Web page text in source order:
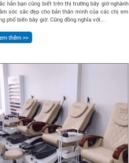
hẳn bạn cũng biết trên thị trường bây giờ nghành
sóc sắc đẹp cho bản thân mình của các chị em
phổ biến bây giờ. Cũng đồng nghĩa với...